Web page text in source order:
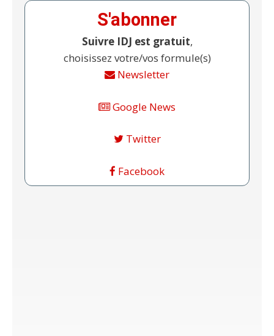
S'abonner
Suivre IDJ est gratuit,
choisissez votre/vos formule(s)
Newsletter
Google News
Twitter
Facebook